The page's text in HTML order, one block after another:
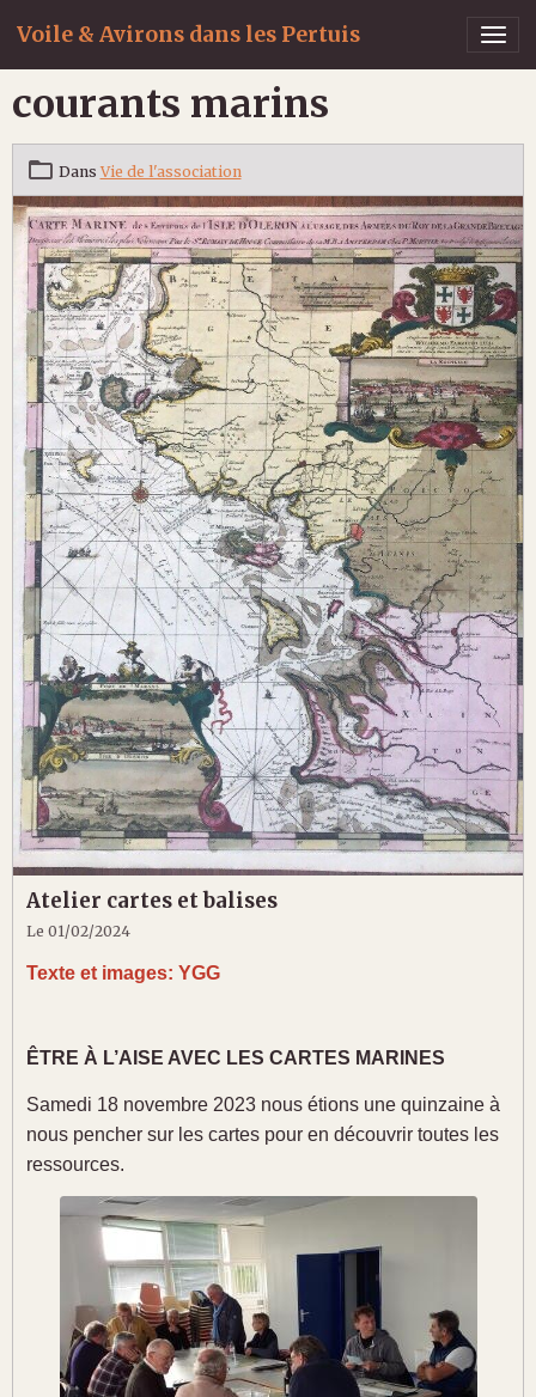
Voile & Avirons dans les Pertuis
courants marins
Dans Vie de l'association
Atelier cartes et balises
Le 01/02/2024
Texte et images: YGG
ÊTRE À L’AISE AVEC LES CARTES MARINES
Samedi 18 novembre 2023 nous étions une quinzaine à
nous pencher sur les cartes pour en découvrir toutes les
ressources.